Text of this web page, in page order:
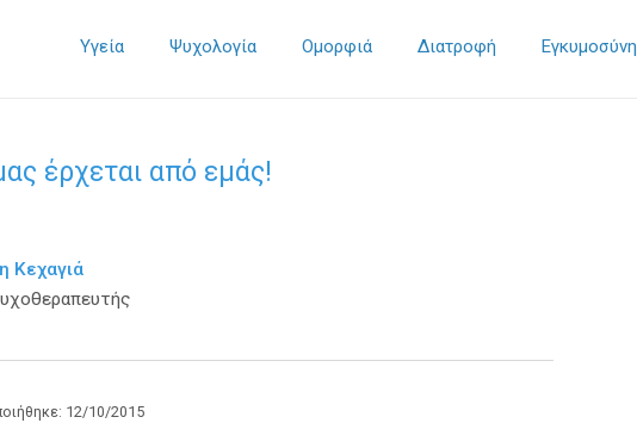
Υγεία Ψυχολογία Ομορφιά Διατροφή Εγκυμοσύνη
έρχεται από εμάς!
Κεχαγιά
12/10/2015